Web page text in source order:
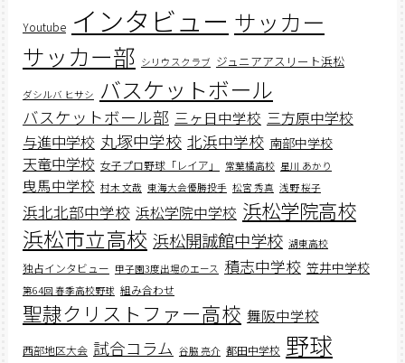
Youtube インタビュー サッカー
サッカー部 シリウスクラブ ジュニアアスリート浜松
ダシルバ ヒサシ バスケットボール
バスケットボール部 三ヶ日中学校 三方原中学校
与進中学校 丸塚中学校 北浜中学校 南部中学校
天竜中学校 女子プロ野球「レイア」 常葉橘高校 星川 あかり
曳馬中学校 村木 文哉 東海大会優勝投手 松宮 秀真 浅野 桜子
浜北北部中学校 浜松学院中学校 浜松学院高校
浜松市立高校 浜松開誠館中学校 湖東高校
独占インタビュー 甲子園3度出場のエース 積志中学校 笠井中学校
第64回 春季高校野球 組み合わせ
聖隷クリストファー高校 舞阪中学校
西部地区大会 試合コラム 谷脇 亮介 都田中学校 野球